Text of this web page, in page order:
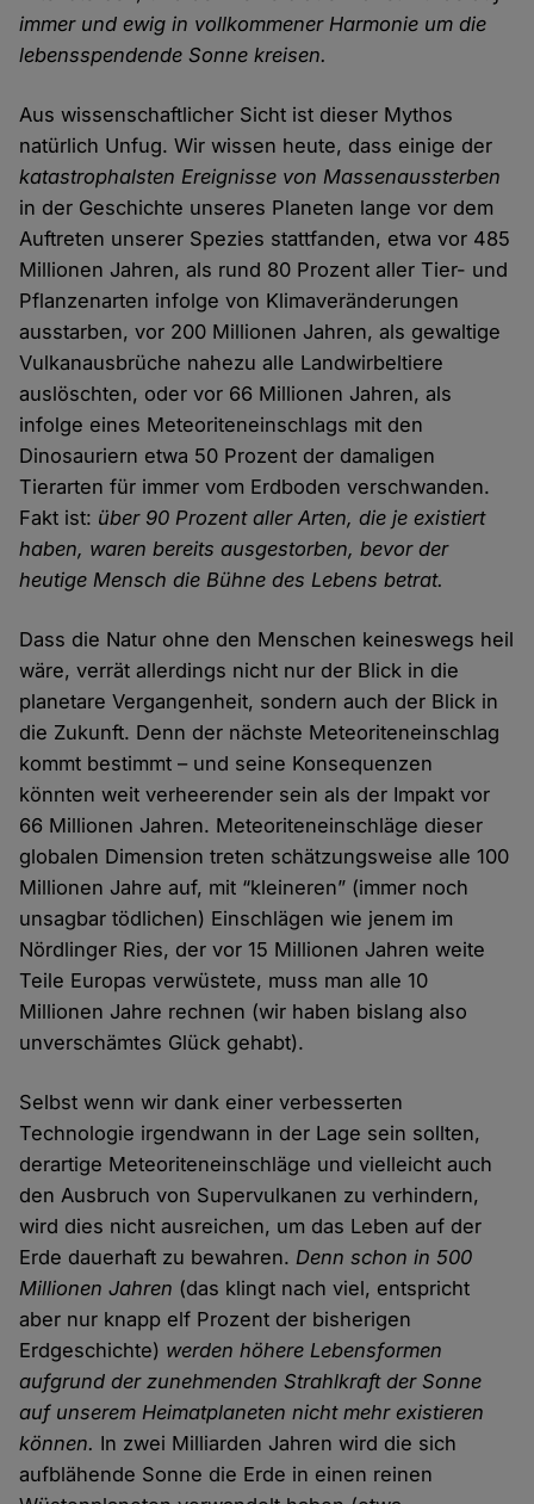
immer und ewig in vollkommener Harmonie um die
lebensspendende Sonne kreisen.
Aus wissenschaftlicher Sicht ist dieser Mythos
natürlich Unfug. Wir wissen heute, dass einige der
katastrophalsten Ereignisse von Massenaussterben
in der Geschichte unseres Planeten lange vor dem
Auftreten unserer Spezies stattfanden, etwa vor 485
Millionen Jahren, als rund 80 Prozent aller Tier- und
Pflanzenarten infolge von Klimaveränderungen
ausstarben, vor 200 Millionen Jahren, als gewaltige
Vulkanausbrüche nahezu alle Landwirbeltiere
auslöschten, oder vor 66 Millionen Jahren, als
infolge eines Meteoriteneinschlags mit den
Dinosauriern etwa 50 Prozent der damaligen
Tierarten für immer vom Erdboden verschwanden.
Fakt ist: über 90 Prozent aller Arten, die je existiert
haben, waren bereits ausgestorben, bevor der
heutige Mensch die Bühne des Lebens betrat.
Dass die Natur ohne den Menschen keineswegs heil
wäre, verrät allerdings nicht nur der Blick in die
planetare Vergangenheit, sondern auch der Blick in
die Zukunft. Denn der nächste Meteoriteneinschlag
kommt bestimmt – und seine Konsequenzen
könnten weit verheerender sein als der Impakt vor
66 Millionen Jahren. Meteoriteneinschläge dieser
globalen Dimension treten schätzungsweise alle 100
Millionen Jahre auf, mit “kleineren” (immer noch
unsagbar tödlichen) Einschlägen wie jenem im
Nördlinger Ries, der vor 15 Millionen Jahren weite
Teile Europas verwüstete, muss man alle 10
Millionen Jahre rechnen (wir haben bislang also
unverschämtes Glück gehabt).
Selbst wenn wir dank einer verbesserten
Technologie irgendwann in der Lage sein sollten,
derartige Meteoriteneinschläge und vielleicht auch
den Ausbruch von Supervulkanen zu verhindern,
wird dies nicht ausreichen, um das Leben auf der
Erde dauerhaft zu bewahren.Denn schon in 500
Millionen Jahren (das klingt nach viel, entspricht
aber nur knapp elf Prozent der bisherigen
Erdgeschichte) werden höhere Lebensformen
aufgrund der zunehmenden Strahlkraft der Sonne
auf unserem Heimatplaneten nicht mehr existieren
können. In zwei Milliarden Jahren wird die sich
aufblähende Sonne die Erde in einen reinen